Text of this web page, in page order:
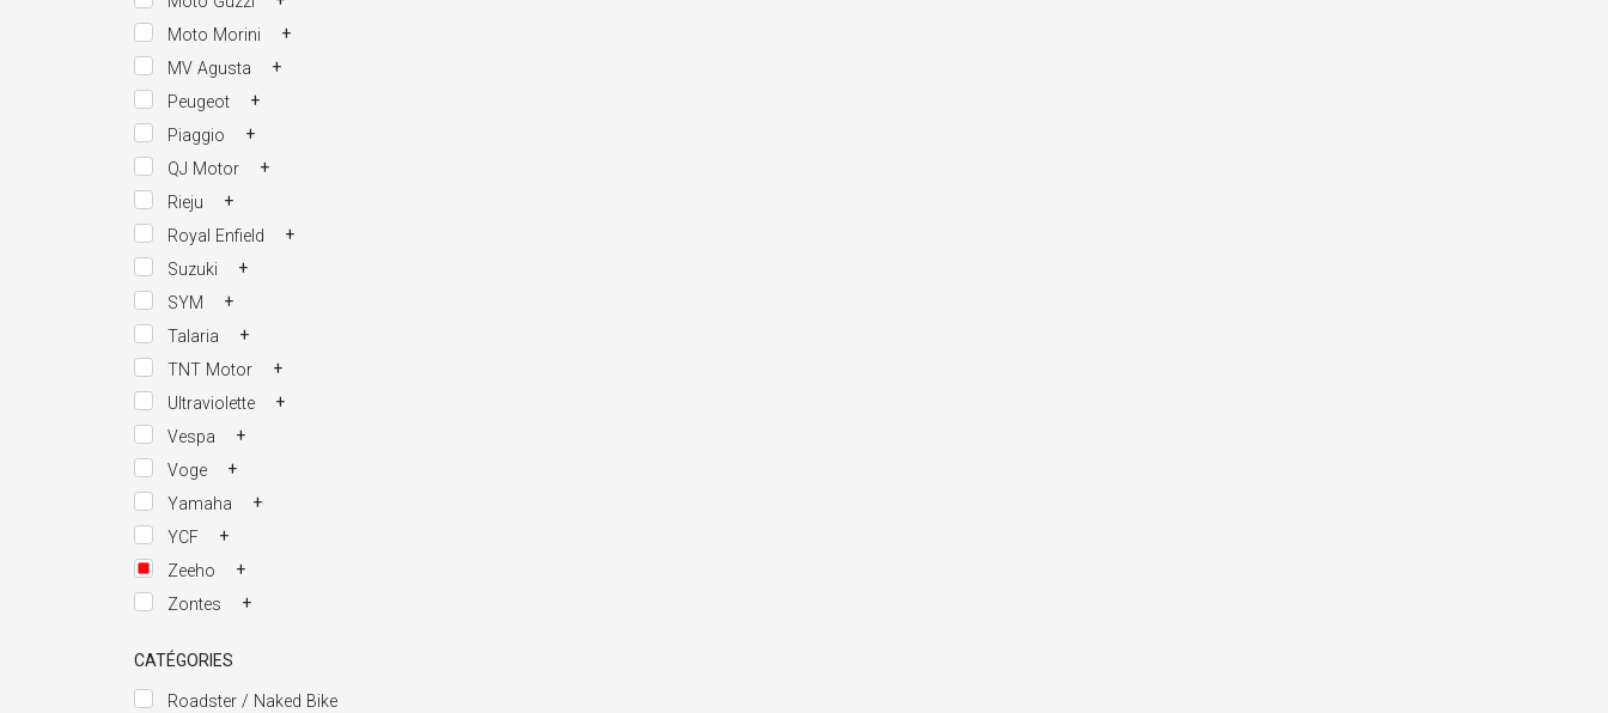
+
Moto Morini
+
MV Agusta
+
Peugeot
+
Piaggio
+
QJ Motor
+
Rieju
+
Royal Enfield
+
Suzuki
+
SYM
+
Talaria
+
TNT Motor
+
Ultraviolette
+
Vespa
+
Voge
+
Yamaha
+
YCF
+
Zeeho
+
Zontes
CATÉGORIES
Roadster / Naked Bike